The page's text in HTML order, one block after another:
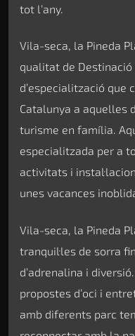
tot l’any.
Vila-seca, la Pineda
qualitat de Destinació
d’especialització que
Catalunya a aquelles
turisme en família.
especialitzada per a
activitats i
unes vacances
Vila-seca, la Pineda
tranquil·les de sorra
d’adrenalina i
propostes d’oci i
amb diferents parc